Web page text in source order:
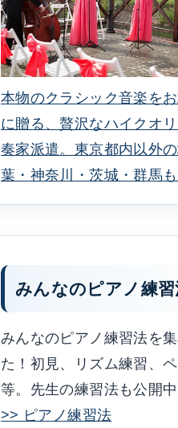
本物のクラシック音楽を
に贈る、贅沢なハイクオ
奏家派遣。東京都内以外
葉・神奈川・茨城・群馬も
みんなのピアノ練習
みんなのピアノ練習法を
た！初見、リズム練習、
等。先生の練習法も公開
>> ピアノ練習法